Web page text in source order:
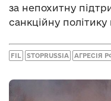
за непохитну
санкційну
FIL STOPRUSSIA АГРЕСІЯ